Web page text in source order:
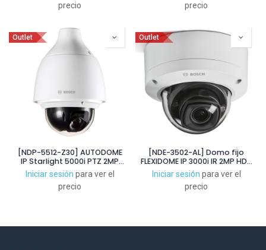
precio
precio
Outlet
[NDP-5512-Z30] AUTODOME
IP Starlight 5000i PTZ 2MP
HDR 30x transparente IP66
colgante
Iniciar sesión para ver el
precio
Outlet
[NDE-3502-AL] Domo fijo
FLEXIDOME IP 3000i IR 2MP HDR
3.2-10mm IP66 IK10 IR30m
Iniciar sesión para ver el
precio